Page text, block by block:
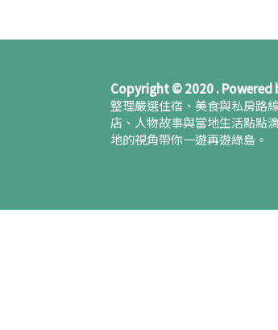
Copyright © 2020 . Powered
整理嚴選住宿、美食與私房路
店、人物故事與當地生活點點
地的視角帶你一遊再遊綠島。